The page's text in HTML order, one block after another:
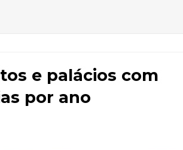
e palácios com
por ano